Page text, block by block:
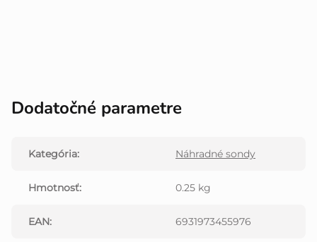
Dodatočné parametre
Kategória: Náhradné sondy
Hmotnosť: 0.25 kg
EAN: 6931973455976